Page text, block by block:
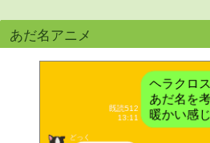
あだ名アニメ